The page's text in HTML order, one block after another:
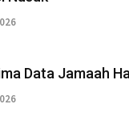
Data Jamaah